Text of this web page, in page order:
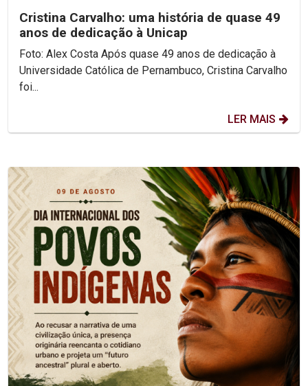
Cristina Carvalho: uma história de quase 49
anos de dedicação à Unicap
Foto: Alex Costa Após quase 49 anos de dedicação à
Universidade Católica de Pernambuco, Cristina Carvalho
foi...
LER MAIS